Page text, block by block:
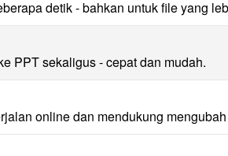
detik - bahkan untuk file yang
PPT sekaligus - cepat dan mudah.
online dan mendukung